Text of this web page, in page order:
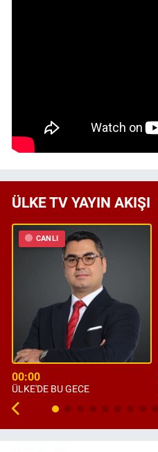
ÜLKE TV YAYIN AKIŞI
CANLI
00:00
ÜLKE'DE BU GECE